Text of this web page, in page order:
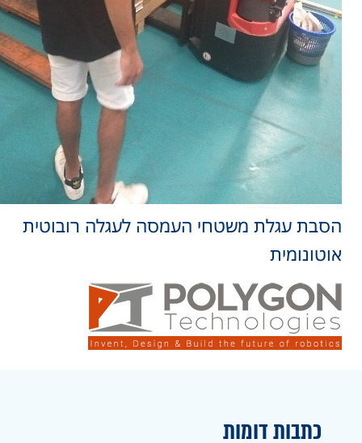
עגלת משטחי העמסה לעגלה רובוטית
כתבות דומות